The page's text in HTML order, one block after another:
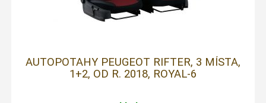
AUTOPOTAHY PEUGEOT RIFTER, 3 MÍSTA,
1+2, OD R. 2018, ROYAL-6